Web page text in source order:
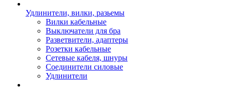
Удлинители, вилки, разьемы
Вилки кабельные
Выключатели для бра
Разветвители, адаптеры
Розетки кабельные
Сетевые кабеля, шнуры
Соединители силовые
Удлинители